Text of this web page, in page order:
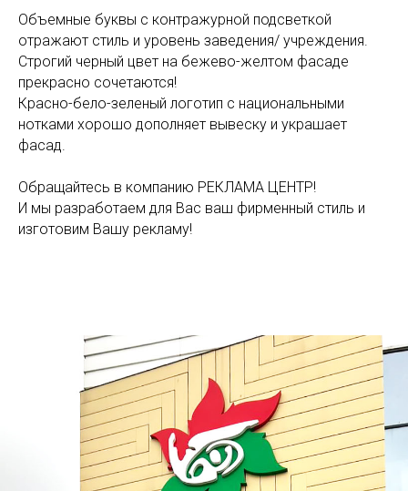
Объемные буквы с контражурной подсветкой
отражают стиль и уровень заведения/ учреждения.
Строгий черный цвет на бежево-желтом фасаде
прекрасно сочетаются!
Красно-бело-зеленый логотип с национальными
нотками хорошо дополняет вывеску и украшает
фасад.
Обращайтесь в компанию РЕКЛАМА ЦЕНТР!
И мы разработаем для Вас ваш фирменный стиль и
изготовим Вашу рекламу!